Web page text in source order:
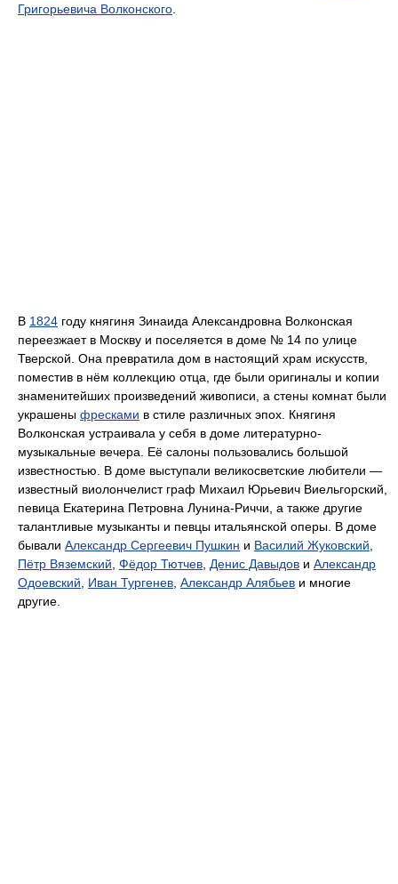
Григорьевича Волконского
В 1824 году княгиня Зинаида Александровна Волконская
переезжает в Москву и поселяется в доме № 14 по улице
Тверской. Она превратила дом в настоящий храм искусств,
поместив в нём коллекцию отца, где были оригиналы и копии
знаменитейших произведений живописи, а стены комнат были
украшены фресками в стиле различных эпох. Княгиня
Волконская устраивала у себя в доме литературно-
музыкальные вечера. Её салоны пользовались большой
известностью. В доме выступали великосветские любители —
известный виолончелист граф Михаил Юрьевич Виельгорский,
певица Екатерина Петровна Лунина-Риччи, а также другие
талантливые музыканты и певцы итальянской оперы. В доме
бывали Александр Сергеевич Пушкин и Василий Жуковский
Пётр Вяземский Фёдор Тютчев Денис Давыдов и Александр
Одоевский
Иван Тургенев Александр Алябьев и многие
другие.